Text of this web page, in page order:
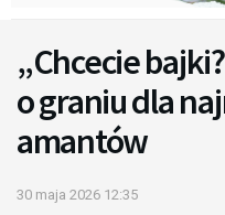
„Chcecie
o graniu dla
amantów
30 maja 2026 12:35